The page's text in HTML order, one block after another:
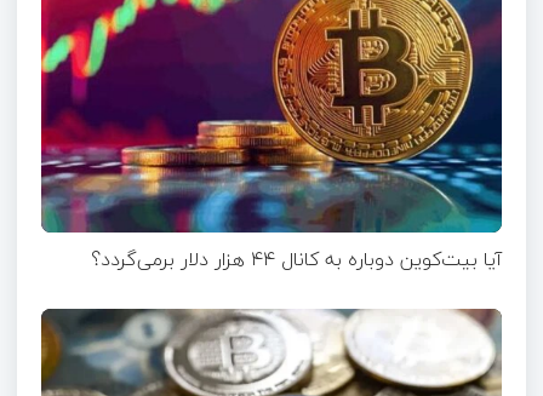
آیا بیت‌کوین دوباره به کانال ۴۴ هزار دلار برمی‌گردد؟